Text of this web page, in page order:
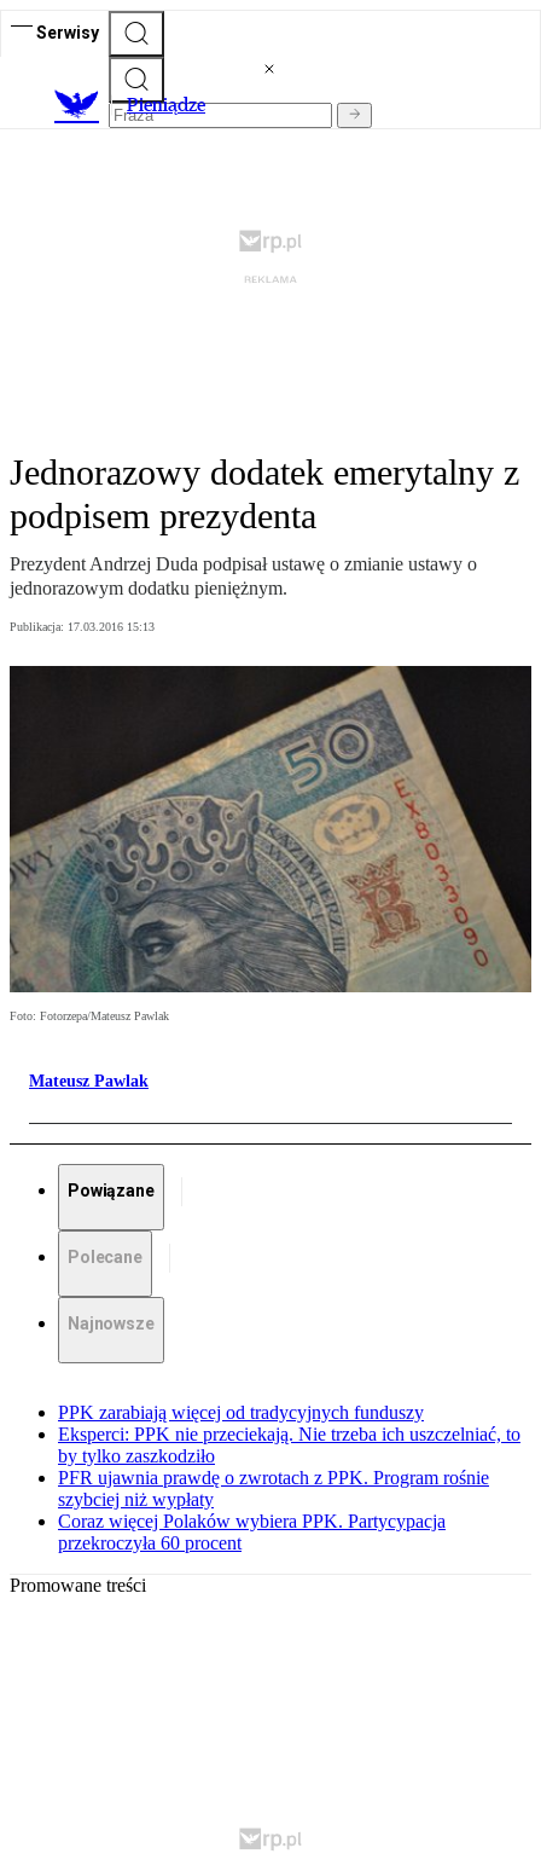
Serwisy
Pieniądze
Jednorazowy dodatek emerytalny z
podpisem prezydenta
Prezydent Andrzej Duda podpisał ustawę o zmianie ustawy o
jednorazowym dodatku pieniężnym.
Publikacja: 17.03.2016 15:13
Foto: Fotorzepa/Mateusz Pawlak
Mateusz Pawlak
Powiązane
Polecane
Najnowsze
PPK zarabiają więcej od tradycyjnych funduszy
Eksperci: PPK nie przeciekają. Nie trzeba ich uszczelniać, to
by tylko zaszkodziło
PFR ujawnia prawdę o zwrotach z PPK. Program rośnie
szybciej niż wypłaty
Coraz więcej Polaków wybiera PPK. Partycypacja
przekroczyła 60 procent
Promowane treści